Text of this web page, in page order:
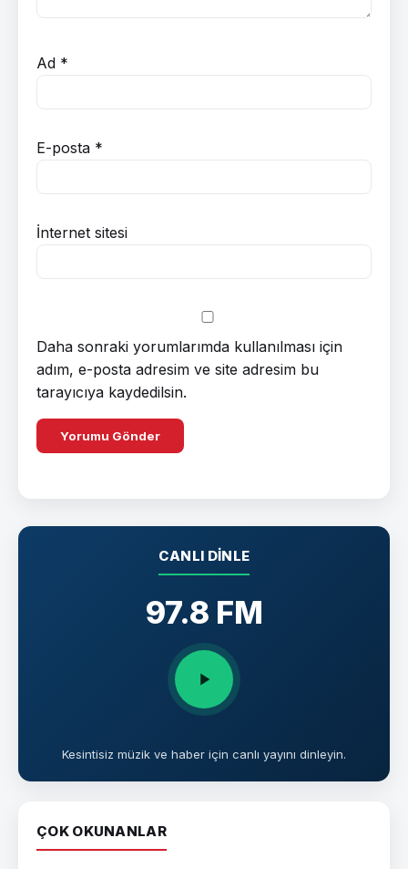
Ad *
E-posta *
İnternet sitesi
Daha sonraki yorumlarımda kullanılması için
adım, e-posta adresim ve site adresim bu
tarayıcıya kaydedilsin.
CANLI DINLE
97.8 FM
Kesintisiz müzik ve haber için canlı yayını dinleyin.
ÇOK OKUNANLAR